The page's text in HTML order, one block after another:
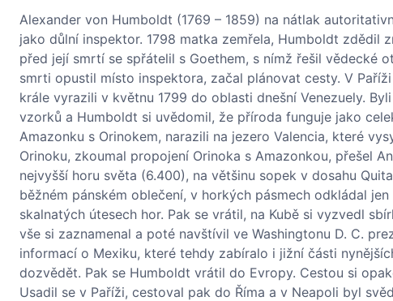
Alexander von Humboldt (1769 – 1859) na nátlak
jako důlní inspektor. 1798 matka zemřela, Humboldt zdědil
před její smrtí se spřátelil s Goethem, s nímž řešil vědecké
smrti opustil místo inspektora, začal plánovat cesty. V
krále vyrazili v květnu 1799 do oblasti dnešní Venezuely.
vzorků a Humboldt si uvědomil, že příroda funguje jako
Amazonku s Orinokem, narazili na jezero Valencia, které
Orinoku, zkoumal propojení Orinoka s Amazonkou, přešel
nejvyšší horu světa (6.400), na většinu sopek v dosahu
běžném pánském oblečení, v horkých pásmech odkládal
skalnatých útesech hor. Pak se vrátil, na Kubě si vyzvedl
vše si zaznamenal a poté navštívil ve Washingtonu D. C.
informací o Mexiku, které tehdy zabíralo i jižní části
dozvědět. Pak se Humboldt vrátil do Evropy. Cestou si
Usadil se v Paříži, cestoval pak do Říma a v Neapoli byl